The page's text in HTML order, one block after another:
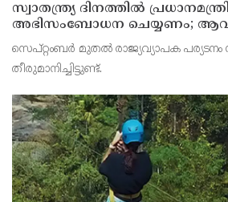
സ്വാതന്ത്ര്യ ദിനത്തില്‍
അഭിസംബോധന ചെയ്യണം;
അഭിജീത് ദീപ്കെ
സെപ്റ്റംബര്‍ മുതല്‍ രാജ്യവ്യാപക പര്യടനം
തീരുമാനിച്ചിട്ടുണ്ട്.